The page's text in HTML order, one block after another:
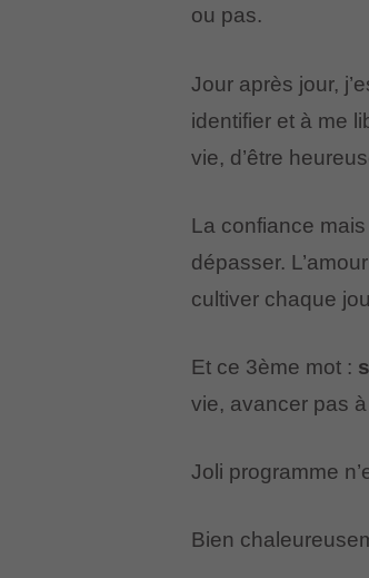
ou pas.
Jour après jour,
identifier et à me
vie, d’être
La confiance mais
dépasser.
cultiver chaque
Et ce 3ème mot :
vie, avancer pas
Joli programme
Bien